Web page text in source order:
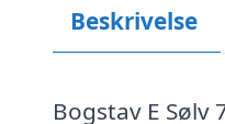
Beskrivelse
Bogstav E